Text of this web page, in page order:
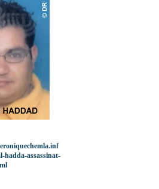
hadda-assassinat-